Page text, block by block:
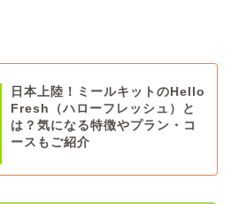
日本上陸！ミールキットのHello
Fresh（ハローフレッシュ）と
は？気になる特徴やプラン・コ
ースもご紹介